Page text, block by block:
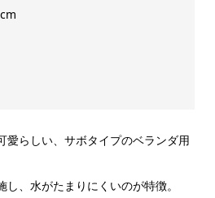
愛らしい、サボタイプのベランダ用
、水がたまりにくいのが特徴。